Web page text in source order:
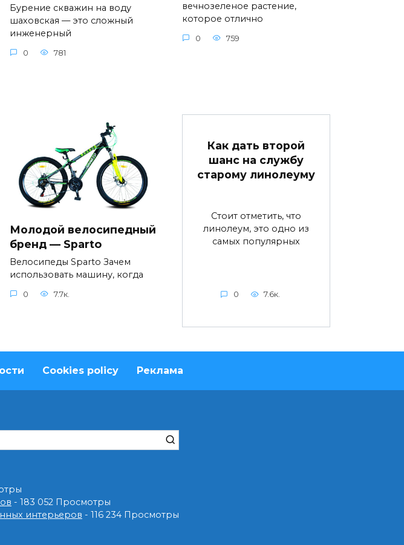
Бурение скважин на воду
шаховская — это сложный
инженерный
0 781
вечнозеленое растение,
которое отлично
0 759
Молодой велосипедный
бренд — Sparto
Велосипеды Sparto Зачем
использовать машину, когда
0 7.7к.
Как дать второй
шанс на службу
старому линолеуму
Стоит отметить, что
линолеум, это одно из
самых популярных
0 7.6к.
Cookies policy Реклама
- 183 052 Просмотры
интерьеров - 116 234 Просмотры